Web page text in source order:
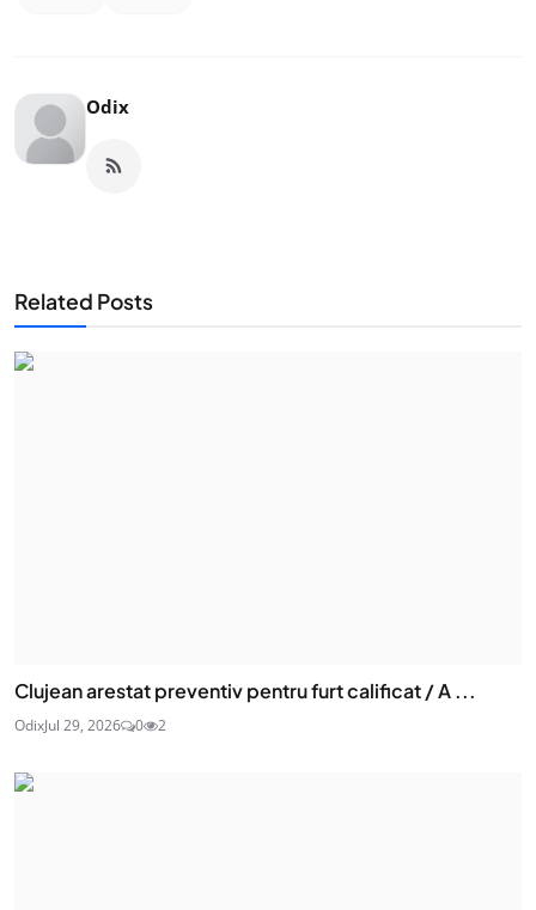
Odix
Related Posts
Clujean arestat preventiv pentru furt calificat / A ...
OdixJul 29, 2026 0 2